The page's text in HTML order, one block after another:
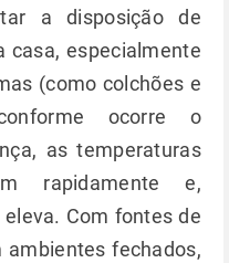
a disposição de
casa, especialmente
(como colchões e
ocorre o
as temperaturas
rapidamente e,
Com fontes de
ambientes fechados,